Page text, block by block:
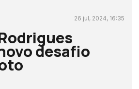
26 jul, 2024, 16:35
desafio